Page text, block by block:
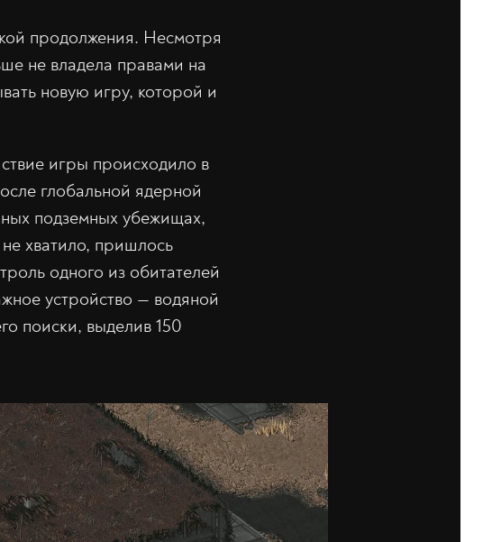
продолжения. Несмотря
не владела правами на
новую игру, которой и
игры происходило в
глобальной ядерной
подземных убежищах,
хватило, пришлось
одного из обитателей
устройство — водяной
поиски, выделив 150